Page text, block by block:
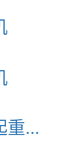
重...